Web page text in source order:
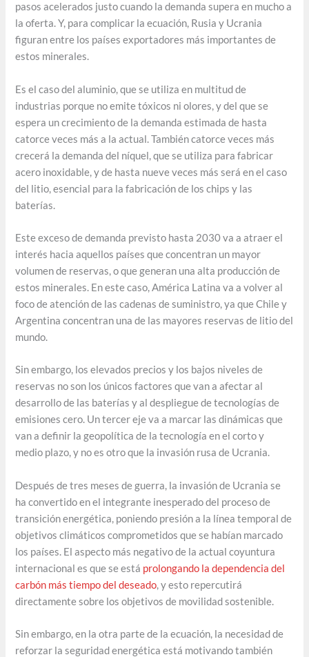
pasos acelerados justo cuando la demanda supera en mucho a
la oferta. Y, para complicar la ecuación, Rusia y Ucrania
figuran entre los países exportadores más importantes de
estos minerales.
Es el caso del aluminio, que se utiliza en multitud de
industrias porque no emite tóxicos ni olores, y del que se
espera un crecimiento de la demanda estimada de hasta
catorce veces más a la actual. También catorce veces más
crecerá la demanda del níquel, que se utiliza para fabricar
acero inoxidable, y de hasta nueve veces más será en el caso
del litio, esencial para la fabricación de los chips y las
baterías.
Este exceso de demanda previsto hasta 2030 va a atraer el
interés hacia aquellos países que concentran un mayor
volumen de reservas, o que generan una alta producción de
estos minerales. En este caso, América Latina va a volver al
foco de atención de las cadenas de suministro, ya que Chile y
Argentina concentran una de las mayores reservas de litio del
mundo.
Sin embargo, los elevados precios y los bajos niveles de
reservas no son los únicos factores que van a afectar al
desarrollo de las baterías y al despliegue de tecnologías de
emisiones cero. Un tercer eje va a marcar las dinámicas que
van a definir la geopolítica de la tecnología en el corto y
medio plazo, y no es otro que la invasión rusa de Ucrania.
Después de tres meses de guerra, la invasión de Ucrania se
ha convertido en el integrante inesperado del proceso de
transición energética, poniendo presión a la línea temporal de
objetivos climáticos comprometidos que se habían marcado
los países. El aspecto más negativo de la actual coyuntura
internacional es que se está prolongando la dependencia del
carbón más tiempo del deseado, y esto repercutirá
directamente sobre los objetivos de movilidad sostenible.
Sin embargo, en la otra parte de la ecuación, la necesidad de
reforzar la seguridad energética está motivando también